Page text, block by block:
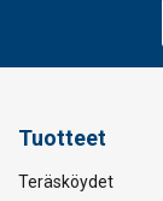
Tuotteet
Teräsköydet